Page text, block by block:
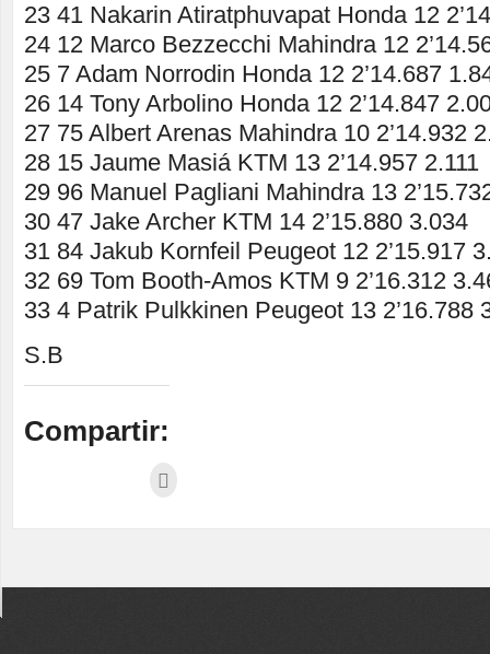
23 41 Nakarin Atiratphuvapat Honda 12
24 12 Marco Bezzecchi Mahindra 12
25 7 Adam Norrodin Honda 12 2’14.687
26 14 Tony Arbolino Honda 12 2’14.847
27 75 Albert Arenas Mahindra 10 2’14.932
28 15 Jaume Masiá KTM 13 2’14.957 2.111
29 96 Manuel Pagliani Mahindra 13
30 47 Jake Archer KTM 14 2’15.880 3.034
31 84 Jakub Kornfeil Peugeot 12 2’15.917
32 69 Tom Booth-Amos KTM 9 2’16.312
33 4 Patrik Pulkkinen Peugeot 13 2’16.788
S.B
Compartir: